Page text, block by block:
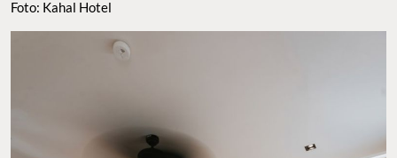
Foto: Kahal Hotel